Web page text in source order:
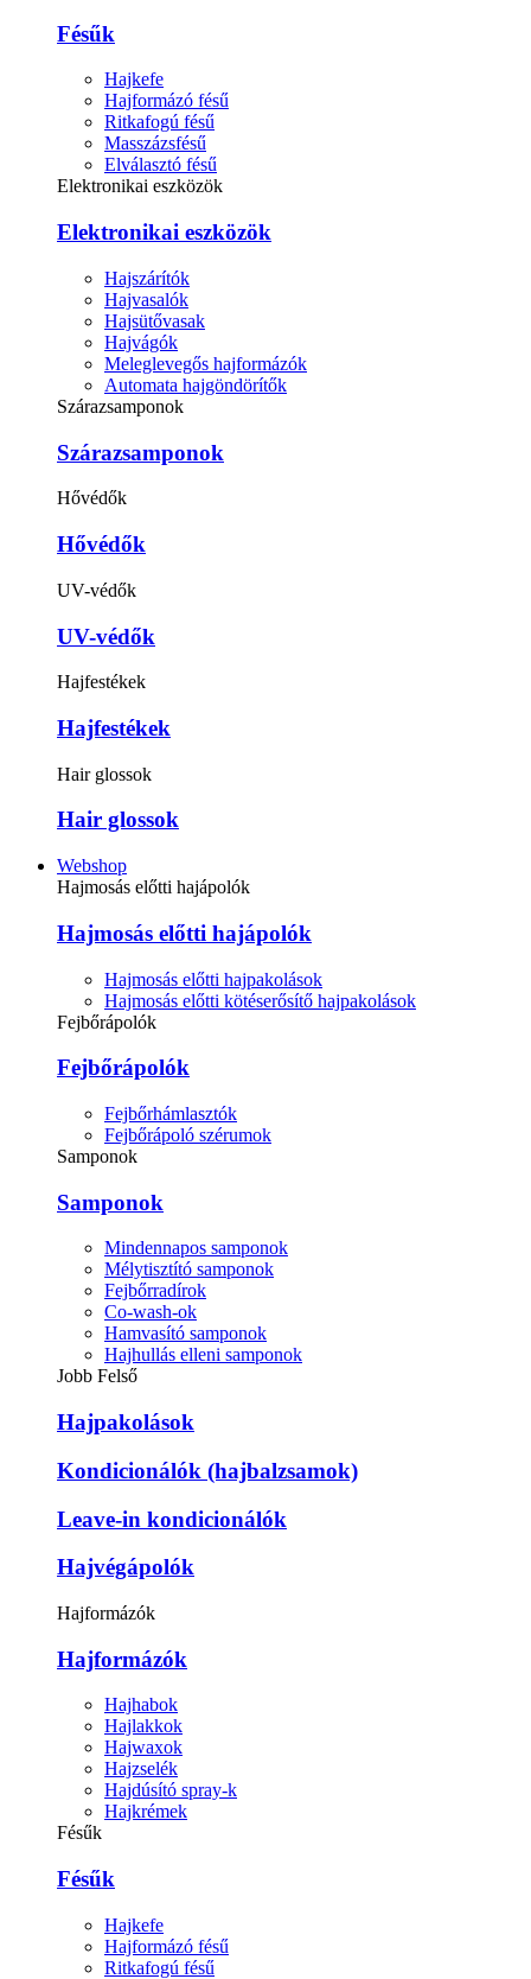
Fésűk
Hajkefe
Hajformázó fésű
Ritkafogú fésű
Masszázsfésű
Elválasztó fésű
Elektronikai eszközök
Elektronikai eszközök
Hajszárítók
Hajvasalók
Hajsütővasak
Hajvágók
Meleglevegős hajformázók
Automata hajgöndörítők
Szárazsamponok
Szárazsamponok
Hővédők
Hővédők
UV-védők
UV-védők
Hajfestékek
Hajfestékek
Hair glossok
Hair glossok
Webshop
Hajmosás előtti hajápolók
Hajmosás előtti hajápolók
Hajmosás előtti hajpakolások
Hajmosás előtti kötéserősítő hajpakolások
Fejbőrápolók
Fejbőrápolók
Fejbőrhámlasztók
Fejbőrápoló szérumok
Samponok
Samponok
Mindennapos samponok
Mélytisztító samponok
Fejbőrradírok
Co-wash-ok
Hamvasító samponok
Hajhullás elleni samponok
Jobb Felső
Hajpakolások
Kondicionálók (hajbalzsamok)
Leave-in kondicionálók
Hajvégápolók
Hajformázók
Hajformázók
Hajhabok
Hajlakkok
Hajwaxok
Hajzselék
Hajdúsító spray-k
Hajkrémek
Fésűk
Fésűk
Hajkefe
Hajformázó fésű
Ritkafogú fésű